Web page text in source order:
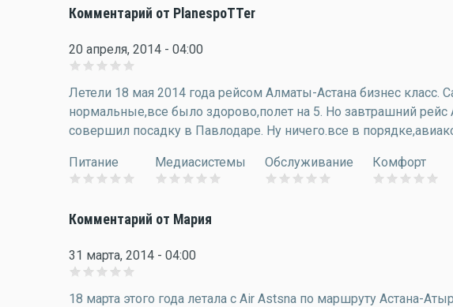
Комментарий от PlanespoTTer
20 апреля, 2014 - 04:00
Летели 18 мая 2014 года рейсом Алматы-Астана бизнес класс.
нормальные,все было здорово,полет на 5. Но завтрашний рейс
совершил посадку в Павлодаре. Ну ничего.все в
Питание Медиасистемы Обслуживание Комфорт
Комментарий от Мария
31 марта, 2014 - 04:00
18 марта этого года летала с Air Astsna по маршруту Астана-